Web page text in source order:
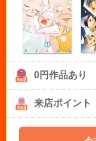
0円作品あり
来店ポイント